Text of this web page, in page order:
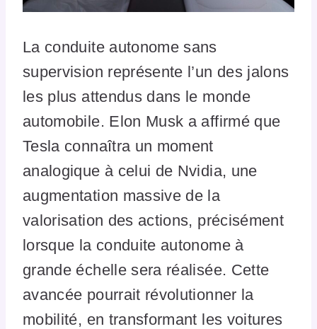
La conduite autonome sans
supervision représente l’un des jalons
les plus attendus dans le monde
automobile. Elon Musk a affirmé que
Tesla connaîtra un moment
analogique à celui de Nvidia, une
augmentation massive de la
valorisation des actions, précisément
lorsque la conduite autonome à
grande échelle sera réalisée. Cette
avancée pourrait révolutionner la
mobilité, en transformant les voitures